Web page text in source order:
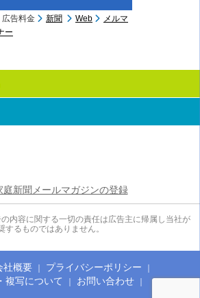
広告料金 新聞 Web
メルマ
ー
庭新聞メールマガジンの登録
内容に関する一切の責任は広告主に帰属し当社が
するものではありません。
社概要
プライバシーポリシー
複写について
お問い合わせ